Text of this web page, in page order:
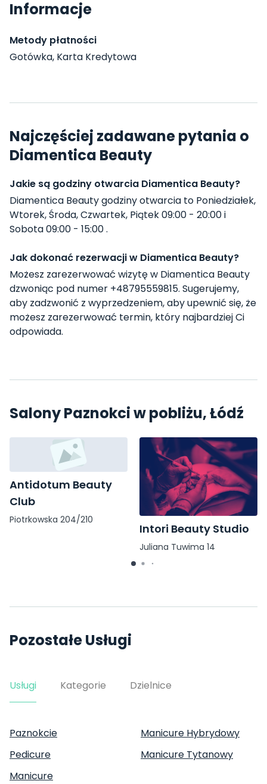
Informacje
Metody płatności
Gotówka, Karta Kredytowa
Najczęściej zadawane pytania o
Diamentica Beauty
Jakie są godziny otwarcia Diamentica Beauty?
Diamentica Beauty godziny otwarcia to Poniedziałek,
Wtorek, Środa, Czwartek, Piątek 09:00 - 20:00 i
Sobota 09:00 - 15:00 .
Jak dokonać rezerwacji w Diamentica Beauty?
Możesz zarezerwować wizytę w Diamentica Beauty
dzwoniąc pod numer +48795559815. Sugerujemy,
aby zadzwonić z wyprzedzeniem, aby upewnić się, że
możesz zarezerwować termin, który najbardziej Ci
odpowiada.
Salony Paznokci w pobliżu, Łódź
Antidotum Beauty
Club
Piotrkowska 204/210
Intori Beauty Studio
Juliana Tuwima 14
Pozostałe Usługi
Usługi Kategorie Dzielnice
Paznokcie
Manicure Hybrydowy
Pedicure
Manicure Tytanowy
Manicure